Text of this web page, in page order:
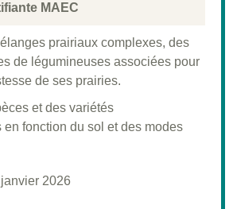
MAEC
prairiaux complexes, des
de légumineuses associées pour
de ses prairies.
et des variétés
fonction du sol et des modes
2026